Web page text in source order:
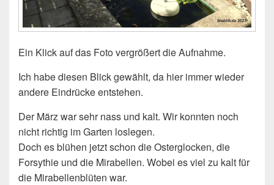
Ein Klick auf das Foto vergrößert die Aufnahme.
Ich habe diesen Blick gewählt, da hier immer wieder
andere Eindrücke entstehen.
Der März war sehr nass und kalt. Wir konnten noch
nicht richtig im Garten loslegen.
Doch es blühen jetzt schon die Osterglocken, die
Forsythie und die Mirabellen. Wobei es viel zu kalt für
die Mirabellenblüten war.